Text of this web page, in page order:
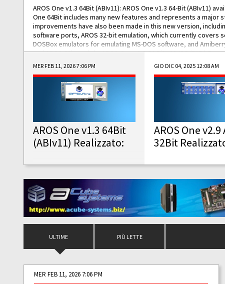
AROS One v1.3 64Bit (ABIv11): AROS One v1.3 64-Bit (ABIv11)
One 64Bit includes many new features and represents a major
improvements have also been made in this new version,
software ports, AROS 32-bit emulation, which currently
DOSBox emulators for emulating MS-DOS software, and
and AROS 68k models. AROS One v1.3 64-Bit-v11 ISO/IMG/:
MER FEB 11, 2026 7:06 PM
AROS One v1.3 64Bit
(ABIv11) Realizzato:
GIO DIC 04, 2025 12:08 AM
AROS One v2.9
32Bit
ULTIME PIÙ LETTE
MER FEB 11, 2026 7:06 PM